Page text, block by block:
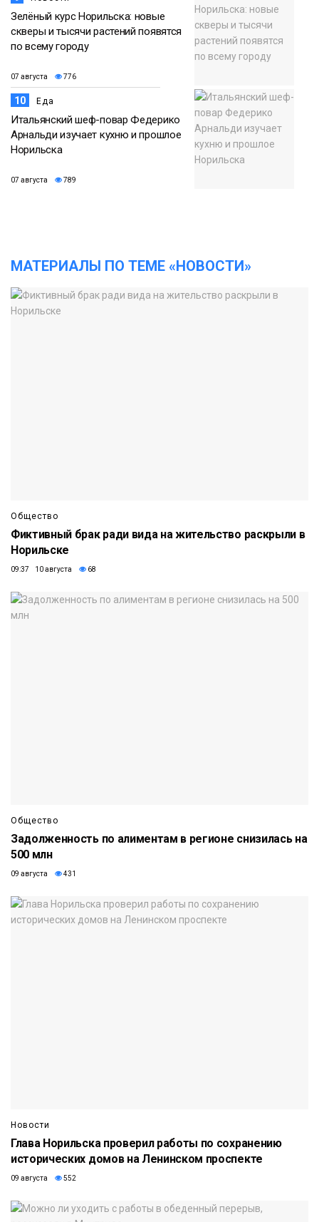
Зелёный курс Норильска: новые
скверы и тысячи растений появятся
по всему городу
07 августа 776
10 Еда
Итальянский шеф-повар Федерико
Арнальди изучает кухню и прошлое
Норильска
07 августа 789
МАТЕРИАЛЫ ПО ТЕМЕ «НОВОСТИ»
Общество
Фиктивный брак ради вида на жительство раскрыли в
Норильске
09:37 10 августа 68
Общество
Задолженность по алиментам в регионе снизилась на
500 млн
09 августа 431
Новости
Глава Норильска проверил работы по сохранению
исторических домов на Ленинском проспекте
09 августа 552